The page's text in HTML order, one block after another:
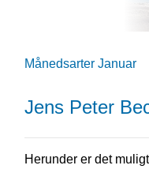
Månedsarter Januar
Jens Peter
Herunder er det